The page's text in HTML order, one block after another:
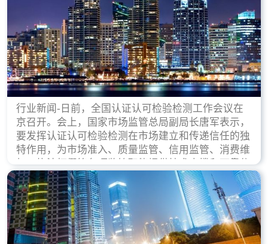
行业新闻-日前，全国认证认可检验检测工作会议在
京召开。会上，国家市场监管总局副局长唐军表示，
要发挥认证认可检验检测在市场建立和传递信任的独
特作用，为市场准入、质量监管、信用监管、消费维
权、执法打假等各项监管职能提供技术支撑和可靠依
据。